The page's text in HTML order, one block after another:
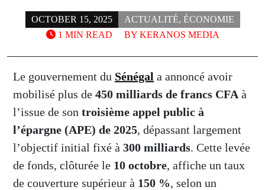
OCTOBER 15, 2025 ACTUALITÉ, ÉCONOMIE
BY KERANOS MEDIA
1 MIN READ
Le gouvernement du Sénégal a annoncé avoir
mobilisé plus de 450 milliards de francs CFA à
l’issue de son troisième appel public à
l’épargne (APE) de 2025, dépassant largement
l’objectif initial fixé à 300 milliards. Cette levée
de fonds, clôturée le 10 octobre, affiche un taux
de couverture supérieur à 150 %, selon un